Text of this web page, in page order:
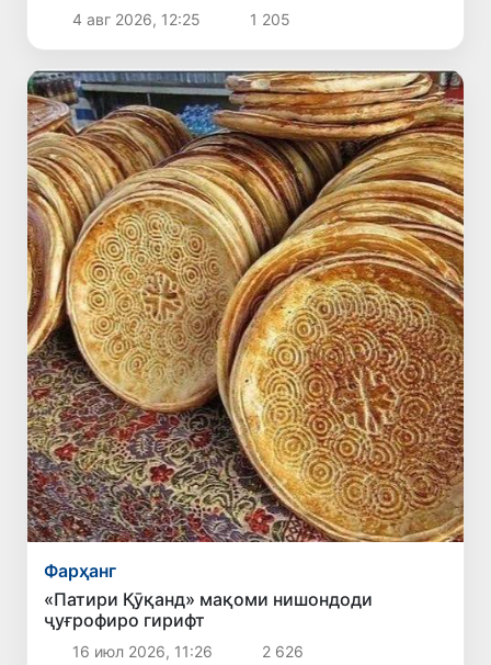
4 авг 2026, 12:25 1 205
Фарҳанг
«Патири Қӯқанд» мақоми нишондоди
ҷуғрофиро гирифт
16 июл 2026, 11:26 2 626